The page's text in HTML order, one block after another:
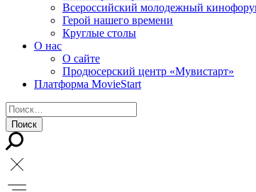
Всероссийский молодежный
Герой нашего времени
Круглые столы
О нас
О сайте
Продюсерский центр «Мувистарт»
Платформа MovieStart